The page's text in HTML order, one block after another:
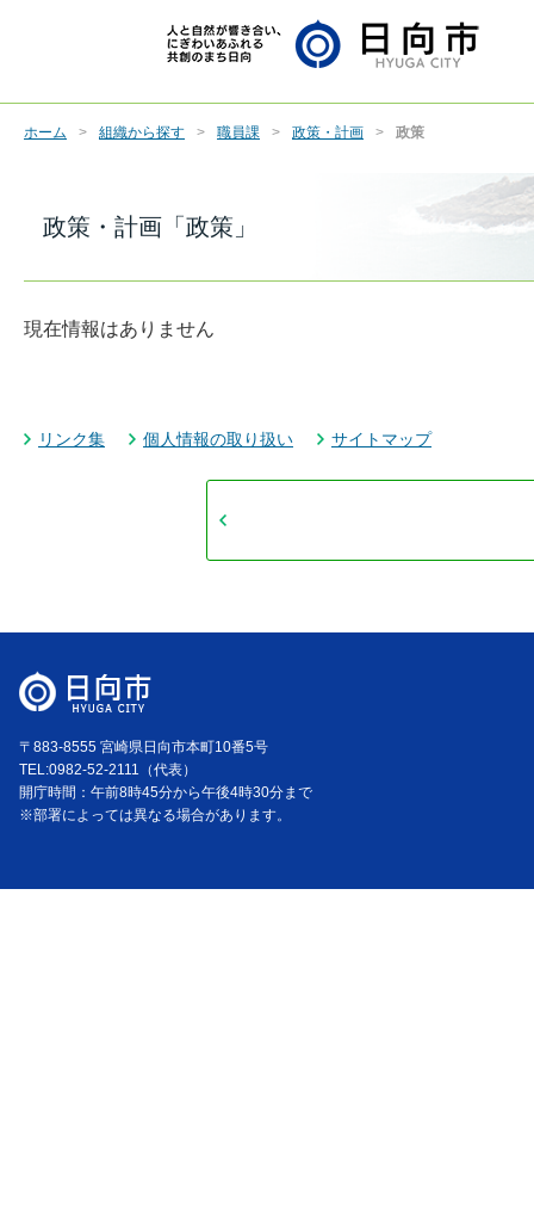
ホーム 組織から探す 職員課 政策・計画 政策
政策・計画「政策」
現在情報はありません
リンク集 個人情報の取り扱い サイトマップ
〒883-8555 宮崎県日向市本町10番5号
TEL:0982-52-2111（代表）
開庁時間：午前8時45分から午後4時30分まで
※部署によっては異なる場合があります。